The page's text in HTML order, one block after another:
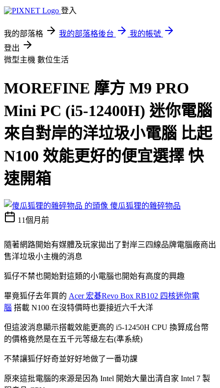
登入
我的部落格 我的部落格後台
我的帳號
登出
微型主機 數位生活
MOREFINE 摩方 M9 PRO
Mini PC (i5-12400H) 迷你電腦
來自對岸的洋垃圾小電腦 比起
N100 效能更好的便宜選擇 快
速開箱
傻瓜狐狸的雜碎物品
11個月前
隨著網路開始有媒體及玩家拋出了對岸三四線品牌電腦廠商出
售洋垃圾小主機的消息
狐仔不禁也開始對這類的小電腦也開始有高度的興趣
畢竟狐仔去年買的 Acer 宏碁Revo Box RB102 四核迷你電
腦 搭載 N100 在沒特價時也要接近六千大洋
但這波消息顯示搭載效能更高的 i5-12450H CPU 換算成台幣
的價格竟然是在五千元等級左右(準系統)
不禁讓狐仔好奇並好好地做了一番功課
原來這批電腦的來源是因為 Intel 開始大量出清自家 Intel 7 製